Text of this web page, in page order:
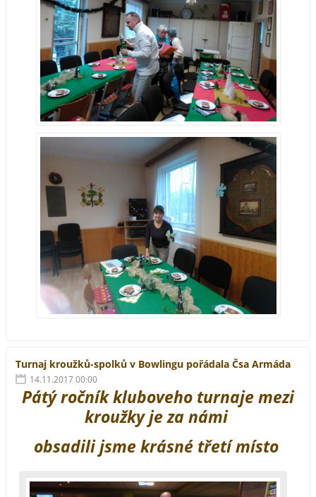
Turnaj kroužků-spolků v Bowlingu pořádala Čsa Armáda
14.11.2017 00:00
Pátý ročník kluboveho turnaje mezi
kroužky je za námi
obsadili jsme krásné třetí místo